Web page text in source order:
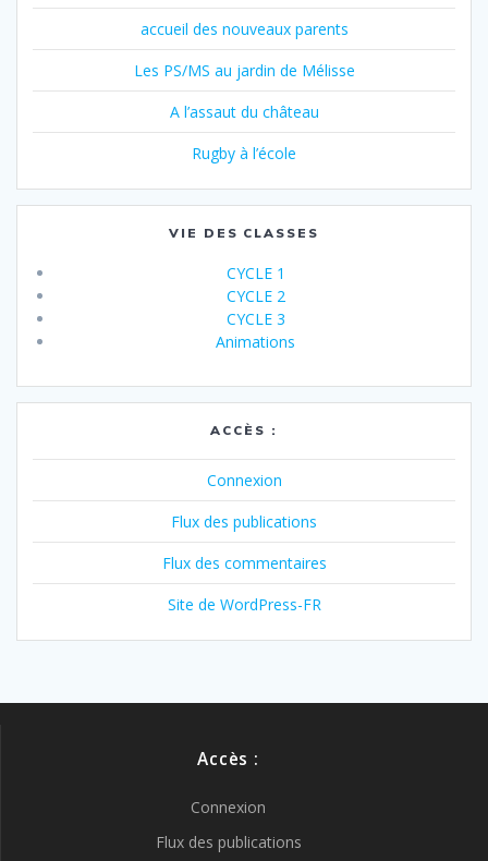
accueil des nouveaux parents
Les PS/MS au jardin de Mélisse
A l’assaut du château
Rugby à l’école
VIE DES CLASSES
CYCLE 1
CYCLE 2
CYCLE 3
Animations
ACCÈS :
Connexion
Flux des publications
Flux des commentaires
Site de WordPress-FR
Accès :
Connexion
Flux des publications